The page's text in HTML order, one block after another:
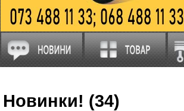
Новинки! (34)